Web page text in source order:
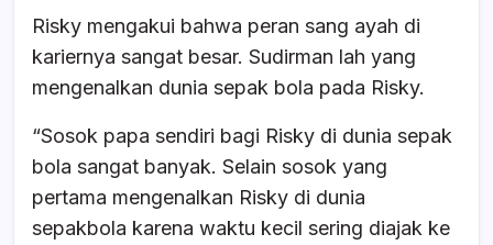
Risky mengakui bahwa peran sang ayah di
kariernya sangat besar. Sudirman lah yang
mengenalkan dunia sepak bola pada Risky.
“Sosok papa sendiri bagi Risky di dunia sepak
bola sangat banyak. Selain sosok yang
pertama mengenalkan Risky di dunia
sepakbola karena waktu kecil sering diajak ke